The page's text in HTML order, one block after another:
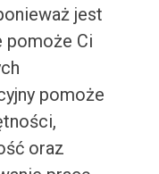
jest
pomoże Ci
pomoże
oraz